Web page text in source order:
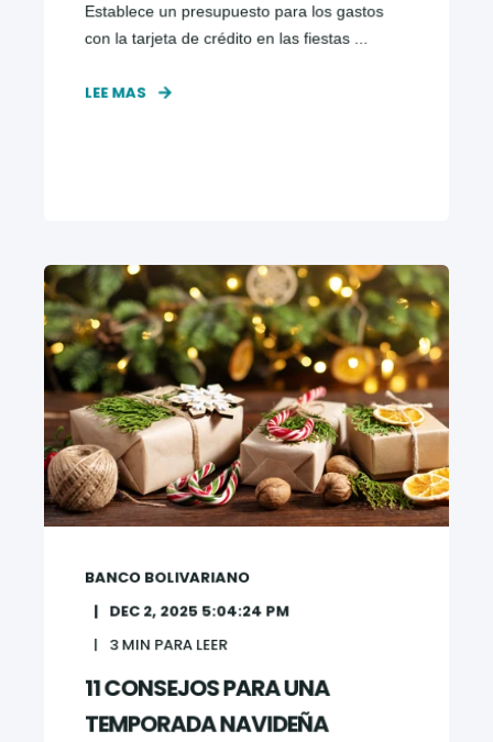
Establece un presupuesto para los gastos
con la tarjeta de crédito en las fiestas ...
LEE MAS
BANCO BOLIVARIANO
DEC 2, 2025 5:04:24 PM
3MIN PARA LEER
11 CONSEJOS PARA UNA
TEMPORADA NAVIDEÑA